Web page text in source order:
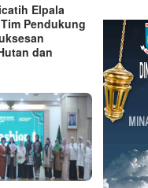
Elpala
Pendukung
dan